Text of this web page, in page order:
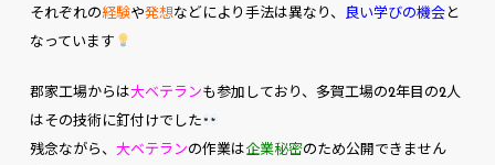
それぞれの経験や発想などにより手法は異なり、 良い学びの機会と
なっています
郡家工場からは大ベテランも参加しており、多賀工場の2年目の2人
はその技術に釘付けでした
残念ながら、 大ベテランの作業は企業秘密のため公開できません